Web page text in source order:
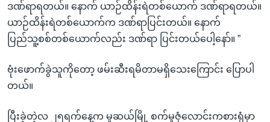
ဒဏ်ရာရတယ်။ နောက် ယာဉ်ထိန်းရဲတစ်ယောက် ဒဏ်ရာရတယ်။
ယာဉ်ထိန်းရဲတစ်ယောက်က ဒဏ်ရာပြင်းတယ်။ နောက်
ပြည်သူ့စစ်တစ်ယောက်လည်း ဒဏ်ရာ ပြင်းတယ်ပေါ့နော်။ ”
ဗုံးဖောက်ခွဲသူကိုတော့ ဖမ်းဆီးရမိတာမရှိသေးကြောင်း ပြောပါ
တယ်။
ပြီးခဲ့တဲ့လ ၂၅ရက်နေ့က မူဆယ်မြို့ စက်မှုဇုံလောင်းကစားရုံမှာ